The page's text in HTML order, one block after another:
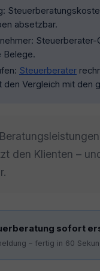
absetzbar.
Belege.
Steuerberater
den Vergleich mit den
den Klienten –
sofort
– fertig in 60